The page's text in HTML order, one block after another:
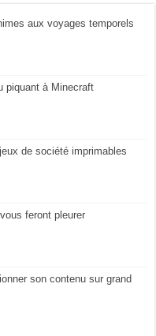
aux voyages temporels
piquant à Minecraft
de société imprimables
feront pleurer
son contenu sur grand